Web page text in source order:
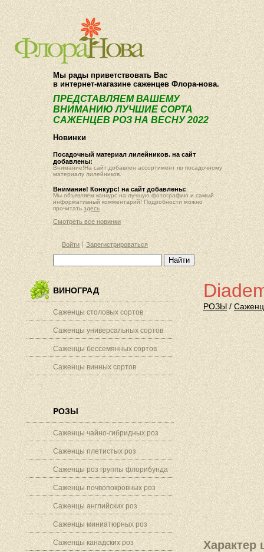
О компании Как купить
Мы рады приветствовать Вас
в интернет-магазине саженцев Флора-нова.
ПРЕДСТАВЛЯЕМ ВАШЕМУ
ВНИМАНИЮ ЛУЧШИЕ СОРТА
САЖЕНЦЕВ РОЗ НА ВЕСНУ 2022
Новинки
Посадочный материал лилейников. на сайт
добавлены:
Внимание!На сайт добавлен ассортимент по посадочному
материалу лилейников.
Внимание! Конкурс! на сайт добавлены:
Мы объявляем конкурс на лучшую фотографию и самый
информативный комментарий! Подробности можно
прочитать здесь
Смотреть все новинки
Войти Зарегистрироваться
ВИНОГРАД
Саженцы столовых сортов
Саженцы универсальных сортов
Саженцы бессемянных сортов
Саженцы винных сортов
РОЗЫ
Саженцы чайно-гибридных роз
Саженцы плетистых роз
Саженцы роз группы флорибунда
Саженцы почвопокровных роз
Саженцы английских роз
Саженцы миниатюрных роз
Саженцы канадских роз
РОЗЫ/
Характер